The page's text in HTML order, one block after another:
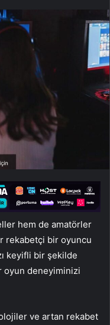
hem de amatörler
rekabetçi bir oyuncu
keyifli bir şekilde
oyun deneyiminizi
ve artan rekabet